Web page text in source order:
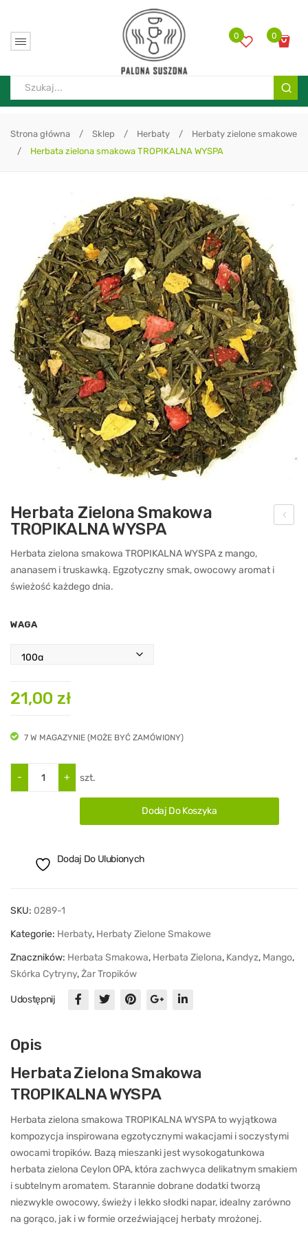
0
0
Strona główna / Sklep / Herbaty /
Herbaty zielone smakowe
/
Herbata zielona smakowa TROPIKALNA WYSPA
Herbata Zielona Smakowa
TROPIKALNA WYSPA
Herbata zielona smakowa TROPIKALNA WYSPA z mango,
ananasem i truskawką. Egzotyczny smak, owocowy aromat i
świeżość każdego dnia.
WAGA
21,00 zł
7 W MAGAZYNIE (MOŻE BYĆ ZAMÓWIONY)
szt.
Dodaj Do Koszyka
Dodaj Do Ulubionych
SKU: 0289-1
Kategorie: Herbaty, Herbaty Zielone Smakowe
Znaczników: Herbata Smakowa, Herbata Zielona, Kandyz, Mango,
Skórka Cytryny,Żar Tropików
Udostępnij
Opis
Herbata Zielona Smakowa
TROPIKALNA WYSPA
Herbata zielona smakowa TROPIKALNA WYSPA to wyjątkowa
kompozycja inspirowana egzotycznymi wakacjami i soczystymi
owocami tropików. Bazą mieszanki jest wysokogatunkowa
herbata zielona Ceylon OPA, która zachwyca delikatnym smakiem
i subtelnym aromatem. Starannie dobrane dodatki tworzą
niezwykle owocowy, świeży i lekko słodki napar, idealny zarówno
na gorąco, jak i w formie orzeźwiającej herbaty mrożonej.